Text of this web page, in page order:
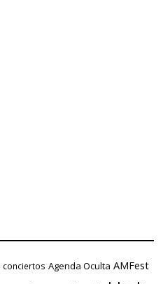
conciertos Agenda Oculta AMFest